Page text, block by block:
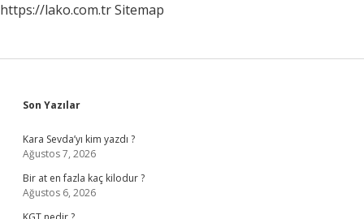
https://lako.com.trSitemap
Sidebar
Son Yazılar
Kara Sevda’yı kim yazdı ?
Ağustos 7, 2026
Bir at en fazla kaç kilodur ?
Ağustos 6, 2026